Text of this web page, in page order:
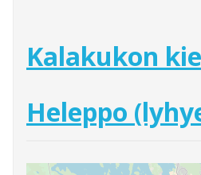
Kalakukon
Heleppo